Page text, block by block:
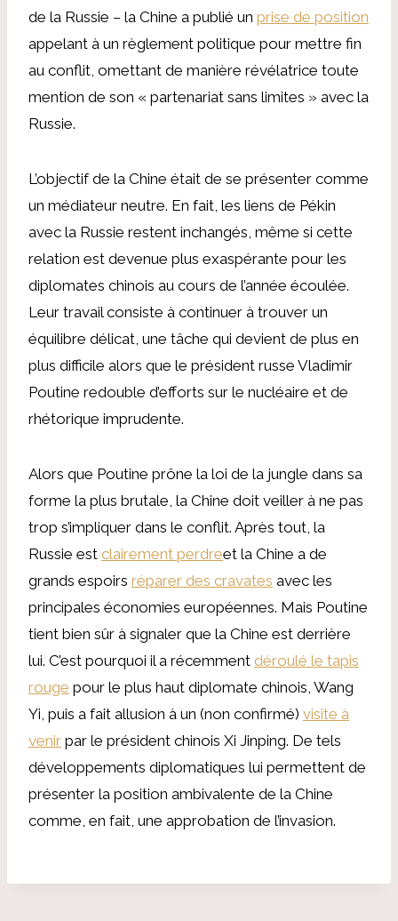
de la Russie – la Chine a publié un prise de position
appelant à un règlement politique pour mettre fin
au conflit, omettant de manière révélatrice toute
mention de son « partenariat sans limites » avec la
Russie.
L’objectif de la Chine était de se présenter comme
un médiateur neutre. En fait, les liens de Pékin
avec la Russie restent inchangés, même si cette
relation est devenue plus exaspérante pour les
diplomates chinois au cours de l’année écoulée.
Leur travail consiste à continuer à trouver un
équilibre délicat, une tâche qui devient de plus en
plus difficile alors que le président russe Vladimir
Poutine redouble d’efforts sur le nucléaire et de
rhétorique imprudente.
Alors que Poutine prône la loi de la jungle dans sa
forme la plus brutale, la Chine doit veiller à ne pas
trop s’impliquer dans le conflit. Après tout, la
Russie est clairement perdreet la Chine a de
grands espoirs réparer des cravates avec les
principales économies européennes. Mais Poutine
tient bien sûr à signaler que la Chine est derrière
lui. C’est pourquoi il a récemment déroulé le tapis
rouge pour le plus haut diplomate chinois, Wang
Yi, puis a fait allusion à un (non confirmé) visite à
venir par le président chinois Xi Jinping. De tels
développements diplomatiques lui permettent de
présenter la position ambivalente de la Chine
comme, en fait, une approbation de l’invasion.